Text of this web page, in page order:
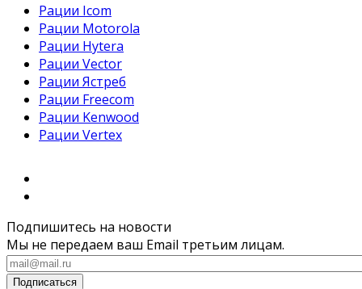
Рации Icom
Рации Motorola
Рации Hytera
Рации Vector
Рации Ястреб
Рации Freecom
Рации Kenwood
Рации Vertex
Подпишитесь на новости
Мы не передаем ваш Email третьим лицам.
Подписаться